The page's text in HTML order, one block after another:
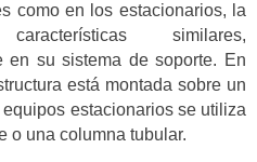
como en los estacionarios, la
similares,
en su sistema de soporte. En
está montada sobre un
estacionarios se utiliza
o una columna tubular.